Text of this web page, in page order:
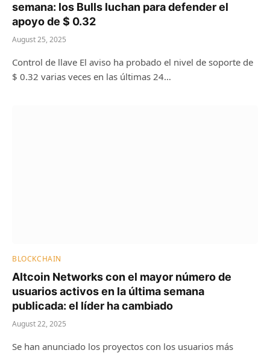
semana: los Bulls luchan para defender el
apoyo de $ 0.32
August 25, 2025
Control de llave El aviso ha probado el nivel de soporte de
$ 0.32 varias veces en las últimas 24…
BLOCKCHAIN
Altcoin Networks con el mayor número de
usuarios activos en la última semana
publicada: el líder ha cambiado
August 22, 2025
Se han anunciado los proyectos con los usuarios más